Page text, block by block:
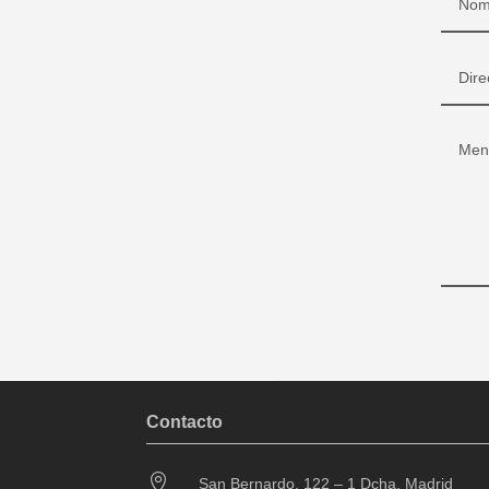
Contacto
 San Bernardo, 122 – 1 Dcha. Madrid